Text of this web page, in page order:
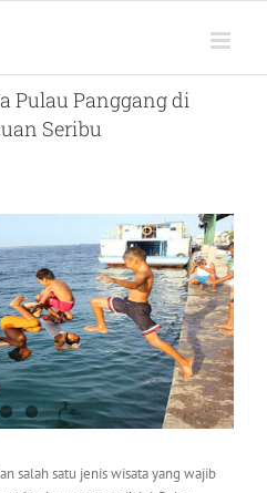
Pulau Panggang di
Seribu
salah satu jenis wisata yang wajib